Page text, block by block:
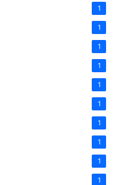
1
1
1
1
1
1
1
1
1
1